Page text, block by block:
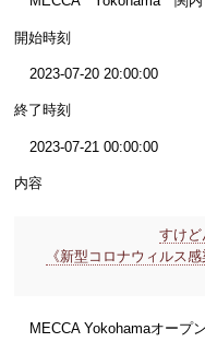
開始時刻
2023-07-20 20:00:00
終了時刻
2023-07-21 00:00:00
内容
すけど
《新型コロナウィルス
MECCA Yokohamaオープ